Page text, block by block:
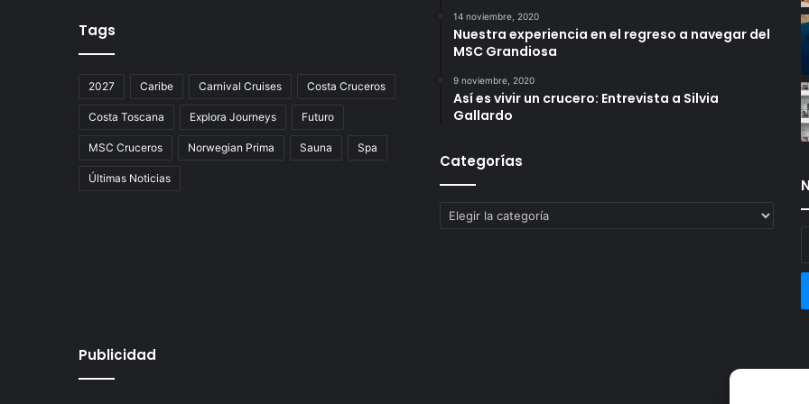
Tags
2027 Caribe Carnival Cruises Costa Cruceros
Costa Toscana Explora Journeys Futuro
MSC Cruceros Norwegian Prima Sauna Spa
Últimas Noticias
14 noviembre, 2020
Nuestra experiencia en el regreso a navegar del
MSC Grandiosa
9 noviembre, 2020
Así es vivir un crucero: Entrevista a Silvia
Gallardo
Categorías
Categorías
Publicidad